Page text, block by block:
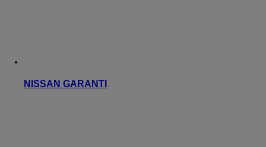
NISSAN GARANTI